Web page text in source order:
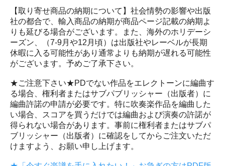
【取り寄せ商品の納期について】社会情勢の影響や出版
社の都合で、輸入商品の納期が商品ページ記載の納期よ
りも延びる場合がございます。また、海外のホリデーシ
ーズン、（7-9月や12月頃）は出版社やレーベルが長期
休暇に入る可能性があり通常よりも納期が遅れる可能性
がございます。予めご了承下さい。
★ご注意下さい★PDでない作品をエレクトーンに編曲す
る場合、権利者またはサブパブリッシャー（出版者）に
編曲許諾の申請が必要です。特に吹奏楽作品を編曲した
い場合、スコアを買うだけでは編曲および演奏の許諾が
得られない場合があります。事前に権利者またはサブパ
ブリッシャー（出版者）に確認をしてからご注文いただ
けますよう、お願い申し上げます。